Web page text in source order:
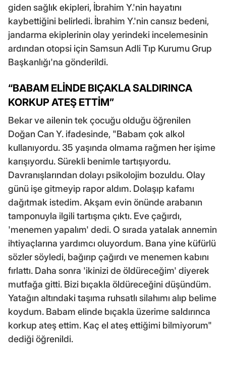
giden sağlık ekipleri, İbrahim Y.'nin hayatını
kaybettiğini belirledi. İbrahim Y.'nin cansız bedeni,
jandarma ekiplerinin olay yerindeki incelemesinin
ardından otopsi için Samsun Adli Tıp Kurumu Grup
Başkanlığı'na gönderildi.
“BABAM ELİNDE BIÇAKLA SALDIRINCA
KORKUP ATEŞ ETTİM”
Bekar ve ailenin tek çocuğu olduğu öğrenilen
Doğan Can Y. ifadesinde, "Babam çok alkol
kullanıyordu. 35 yaşında olmama rağmen her işime
karışıyordu. Sürekli benimle tartışıyordu.
Davranışlarından dolayı psikolojim bozuldu. Olay
günü işe gitmeyip rapor aldım. Dolaşıp kafamı
dağıtmak istedim. Akşam evin önünde arabanın
tamponuyla ilgili tartışma çıktı. Eve çağırdı,
'menemen yapalım' dedi. O sırada yatalak annemin
ihtiyaçlarına yardımcı oluyordum. Bana yine küfürlü
sözler söyledi, bağırıp çağırdı ve menemen kabını
fırlattı. Daha sonra 'ikinizi de öldüreceğim' diyerek
mutfağa gitti. Bizi bıçakla öldüreceğini düşündüm.
Yatağın altındaki taşıma ruhsatlı silahımı alıp belime
koydum. Babam elinde bıçakla üzerime saldırınca
korkup ateş ettim. Kaç el ateş ettiğimi bilmiyorum"
dediği öğrenildi.